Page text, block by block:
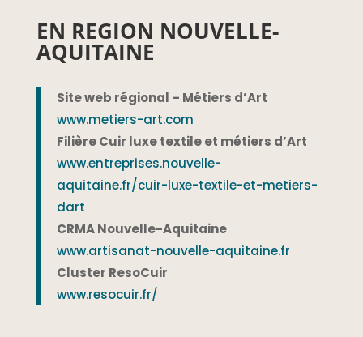
EN REGION NOUVELLE-
AQUITAINE
Site web régional – Métiers d’Art
www.metiers-art.com
Filière Cuir luxe textile et métiers d’Art
www.entreprises.nouvelle-
aquitaine.fr/cuir-luxe-textile-et-metiers-
dart
CRMA Nouvelle-Aquitaine
www.artisanat-nouvelle-aquitaine.fr
Cluster ResoCuir
www.resocuir.fr/